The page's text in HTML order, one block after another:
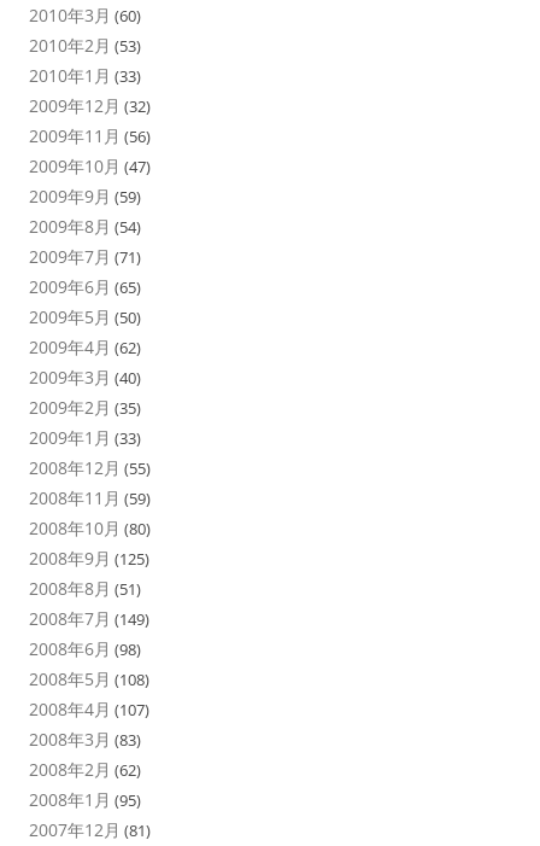
2010年3月 (60)
2010年2月 (53)
2010年1月 (33)
2009年12月 (32)
2009年11月 (56)
2009年10月 (47)
2009年9月 (59)
2009年8月 (54)
2009年7月 (71)
2009年6月 (65)
2009年5月 (50)
2009年4月 (62)
2009年3月 (40)
2009年2月 (35)
2009年1月 (33)
2008年12月 (55)
2008年11月 (59)
2008年10月 (80)
2008年9月 (125)
2008年8月 (51)
2008年7月 (149)
2008年6月 (98)
2008年5月 (108)
2008年4月 (107)
2008年3月 (83)
2008年2月 (62)
2008年1月 (95)
2007年12月 (81)